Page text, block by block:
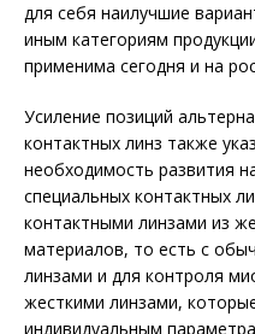
для себя наилучшие
иным категориям
применима сего­дня и на
Усиление позиций
контактных линз также
необходимость развития
специальных контактных
контактными линзами из
материа­лов, то есть с
линзами и для контроля
жесткими линзами,
индивидуальным